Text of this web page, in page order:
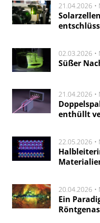
21.04.2026 •
02.03.2026 •
Süßer
21.04.2026 •
enthüllt
22.05.2026 •
20.04.2026 •
Ein